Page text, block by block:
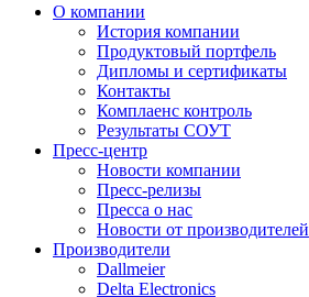
О компании
История компании
Продуктовый портфель
Дипломы и сертификаты
Контакты
Комплаенс контроль
Результаты СОУТ
Пресс-центр
Новости компании
Пресс-релизы
Пресса о нас
Новости от производителей
Производители
Dallmeier
Delta Electronics